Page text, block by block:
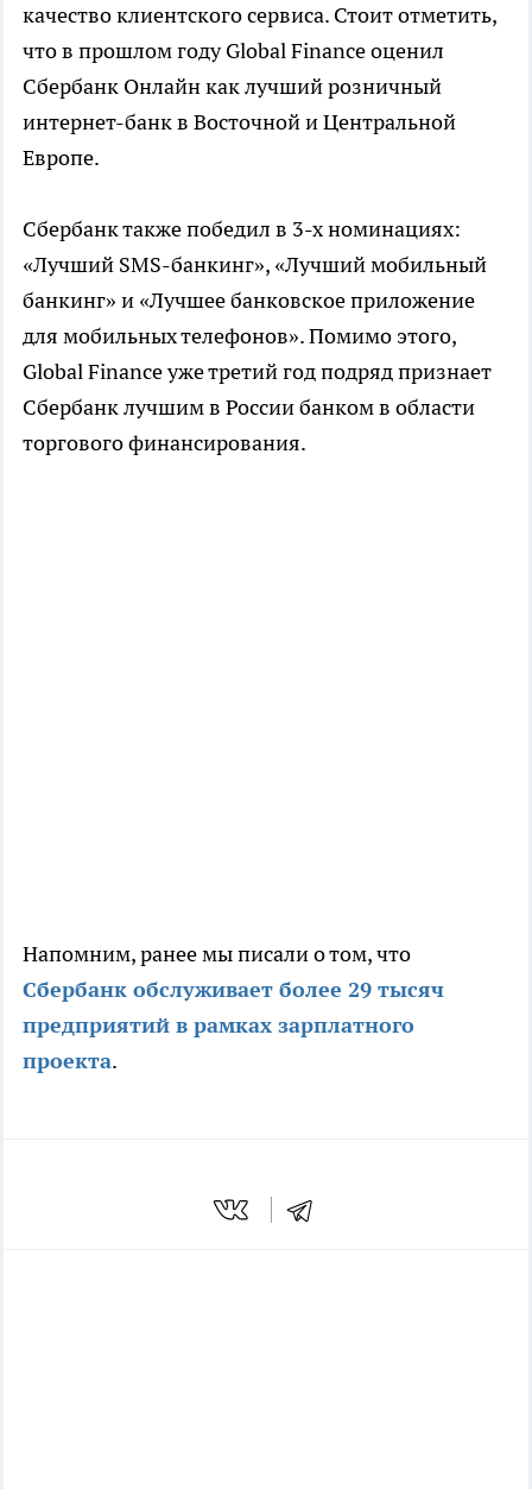
качество клиентского сервиса. Стоит отметить,
что в прошлом году Global Finance оценил
Сбербанк Онлайн как лучший розничный
интернет-банк в Восточной и Центральной
Европе.
Сбербанк также победил в 3-х номинациях:
«Лучший SMS-банкинг», «Лучший мобильный
банкинг» и «Лучшее банковское приложение
для мобильных телефонов». Помимо этого,
Global Finance уже третий год подряд признает
Сбербанк лучшим в России банком в области
торгового финансирования.
Напомним, ранее мы писали о том, что
Сбербанк обслуживает более 29 тысяч
предприятий в рамках зарплатного
проекта.